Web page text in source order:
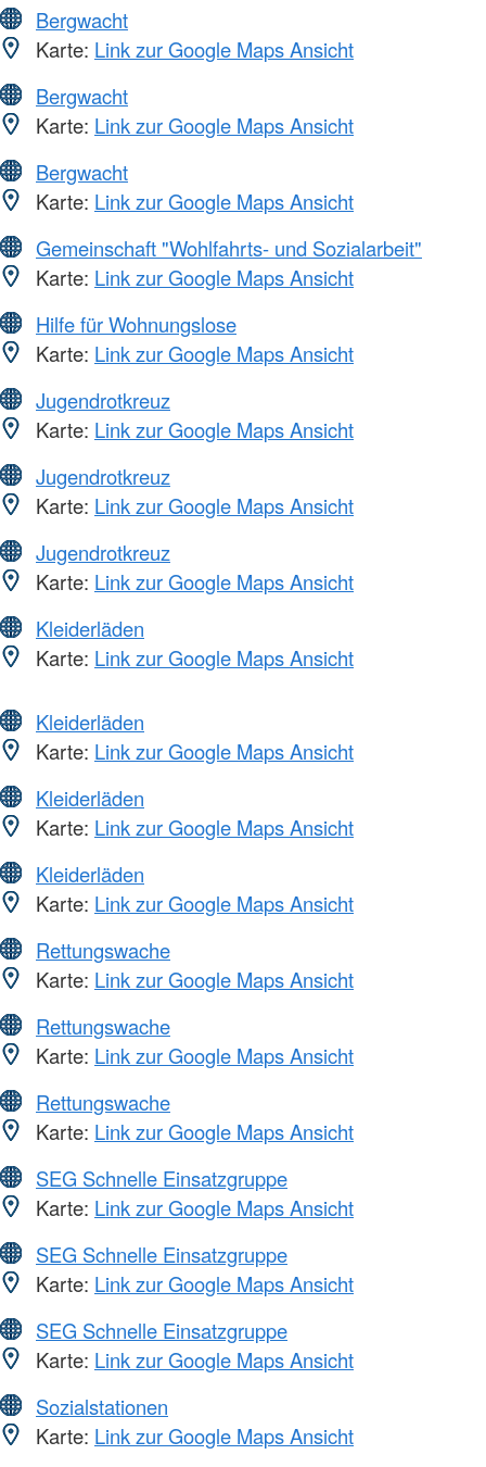
Bergwacht
Karte: Link zur Google Maps Ansicht
Bergwacht
Karte: Link zur Google Maps Ansicht
Bergwacht
Karte: Link zur Google Maps Ansicht
Gemeinschaft "Wohlfahrts- und Sozialarbeit"
Karte: Link zur Google Maps Ansicht
Hilfe für Wohnungslose
Karte: Link zur Google Maps Ansicht
Jugendrotkreuz
Karte: Link zur Google Maps Ansicht
Jugendrotkreuz
Karte: Link zur Google Maps Ansicht
Jugendrotkreuz
Karte: Link zur Google Maps Ansicht
Kleiderläden
Karte: Link zur Google Maps Ansicht
Kleiderläden
Karte: Link zur Google Maps Ansicht
Kleiderläden
Karte: Link zur Google Maps Ansicht
Kleiderläden
Karte: Link zur Google Maps Ansicht
Rettungswache
Karte: Link zur Google Maps Ansicht
Rettungswache
Karte: Link zur Google Maps Ansicht
Rettungswache
Karte: Link zur Google Maps Ansicht
SEG Schnelle Einsatzgruppe
Karte: Link zur Google Maps Ansicht
SEG Schnelle Einsatzgruppe
Karte: Link zur Google Maps Ansicht
SEG Schnelle Einsatzgruppe
Karte: Link zur Google Maps Ansicht
Sozialstationen
Karte: Link zur Google Maps Ansicht